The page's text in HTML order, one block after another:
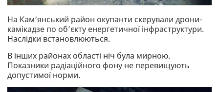
На Кам‘янський район окупанти скерували дрони-
камікадзе по об’єкту енергетичної інфраструктури.
Наслідки встановлюються.
В інших районах області ніч була мирною.
Показники радіаційного фону не перевищують
допустимої норми.